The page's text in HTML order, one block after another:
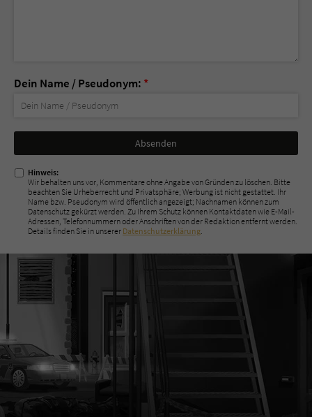
Dein Name / Pseudonym: *
Nicht
ausfüllen!
Hinweis:
Wir behalten uns vor, Kommentare ohne Angabe von Gründen zu löschen. Bitte
beachten Sie Urheberrecht und Privatsphäre; Werbung ist nicht gestattet. Ihr
Name bzw. Pseudonym wird öffentlich angezeigt; Nachnamen können zum
Datenschutz gekürzt werden. Zu Ihrem Schutz können Kontaktdaten wie E-Mail-
Adressen, Telefonnummern oder Anschriften von der Redaktion entfernt werden.
Details finden Sie in unserer Datenschutzerklärung.